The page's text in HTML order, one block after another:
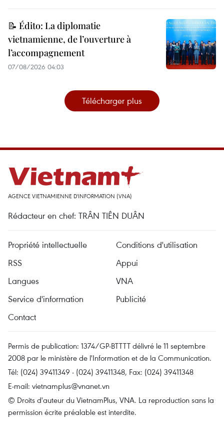
📝 Édito: La diplomatie
vietnamienne, de l’ouverture à
l’accompagnement
07/08/2026 04:03
Télécharger plus
AGENCE VIETNAMIENNE D'INFORMATION (VNA)
Rédacteur en chef: TRÂN TIÊN DUÂN
Propriété intellectuelle
Conditions d'utilisation
RSS
Appui
Langues
VNA
Service d'information
Publicité
Contact
Permis de publication: 1374/GP-BTTTT délivré le 11 septembre
2008 par le ministère de l'Information et de la Communication.
Tél: (024) 39411349 - (024) 39411348, Fax: (024) 39411348
E-mail: vietnamplus@vnanet.vn
© Droits d'auteur du VietnamPlus, VNA. La reproduction sans la
permission écrite préalable est interdite.